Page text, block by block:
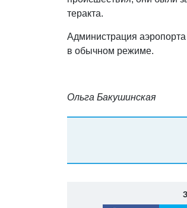
теракта.
Администрация аэропорта
в обычном режиме.
Ольга Бакушинская